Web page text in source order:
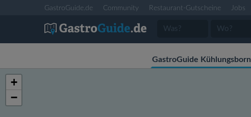
GastroGuide.de Community Restaurant-Gutscheine Jobs
GastroGuide Kühlungsborn
+
−